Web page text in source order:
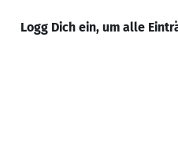
Logg Dich ein, um alle